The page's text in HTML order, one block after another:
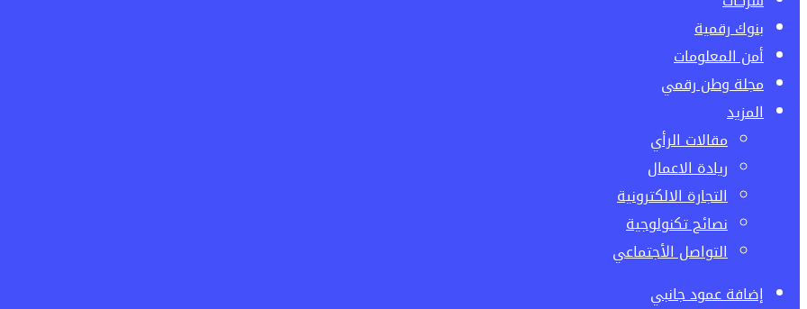
بنوك رقمية
أمن المعلومات
مجلة وطن رقمي
المزيد
مقالات الرأي
ريادة الاعمال
التجارة الالكترونية
نصائح تكنولوجية
التواصل الأجتماعي
إضافة عمود جانبي